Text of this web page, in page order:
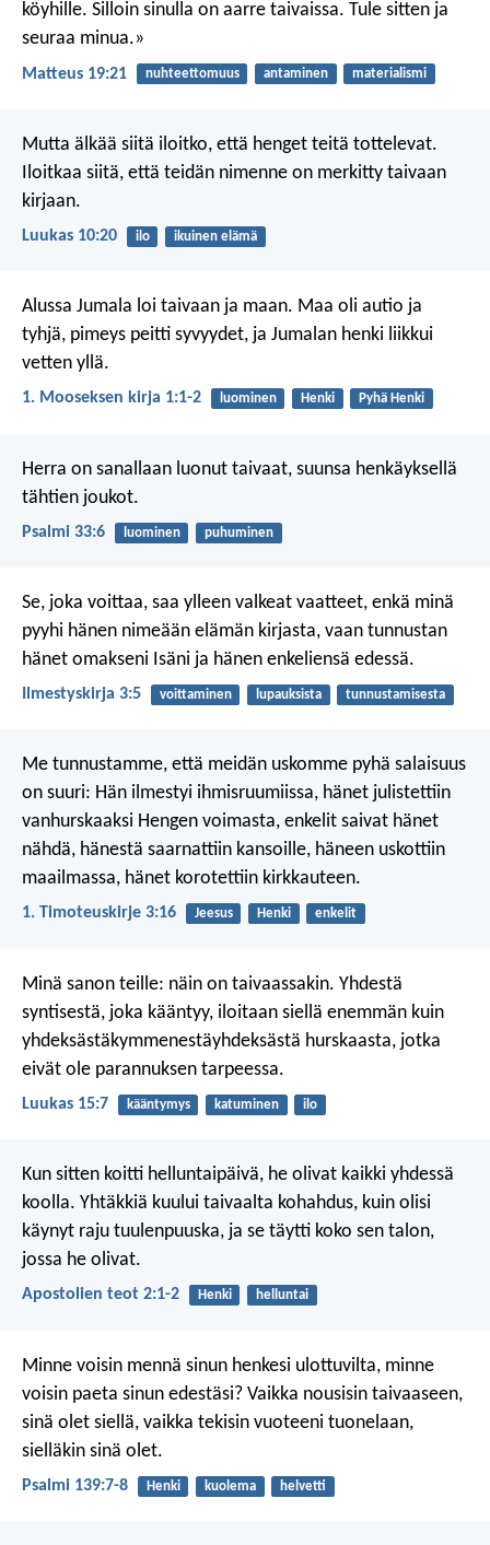
köyhille. Silloin sinulla on aarre taivaissa. Tule sitten ja
seuraa minua.»
Matteus 19:21 nuhteettomuus antaminen materialismi
Mutta älkää siitä iloitko, että henget teitä tottelevat.
Iloitkaa siitä, että teidän nimenne on merkitty taivaan
kirjaan.
Luukas 10:20 ilo ikuinen elämä
Alussa Jumala loi taivaan ja maan. Maa oli autio ja
tyhjä, pimeys peitti syvyydet, ja Jumalan henki liikkui
vetten yllä.
1. Mooseksen kirja 1:1-2 luominen Henki Pyhä Henki
Herra on sanallaan luonut taivaat, suunsa henkäyksellä
tähtien joukot.
Psalmi 33:6 luominen puhuminen
Se, joka voittaa, saa ylleen valkeat vaatteet, enkä minä
pyyhi hänen nimeään elämän kirjasta, vaan tunnustan
hänet omakseni Isäni ja hänen enkeliensä edessä.
Ilmestyskirja 3:5 voittaminen lupauksista tunnustamisesta
Me tunnustamme, että meidän uskomme pyhä salaisuus
on suuri: Hän ilmestyi ihmisruumiissa, hänet julistettiin
vanhurskaaksi Hengen voimasta, enkelit saivat hänet
nähdä, hänestä saarnattiin kansoille, häneen uskottiin
maailmassa, hänet korotettiin kirkkauteen.
1. Timoteuskirje 3:16 Jeesus Henki enkelit
Minä sanon teille: näin on taivaassakin. Yhdestä
syntisestä, joka kääntyy, iloitaan siellä enemmän kuin
yhdeksästäkymmenestäyhdeksästä hurskaasta, jotka
eivät ole parannuksen tarpeessa.
Luukas 15:7 kääntymys katuminen ilo
Kun sitten koitti helluntaipäivä, he olivat kaikki yhdessä
koolla. Yhtäkkiä kuului taivaalta kohahdus, kuin olisi
käynyt raju tuulenpuuska, ja se täytti koko sen talon,
jossa he olivat.
Apostolien teot 2:1-2 Henki helluntai
Minne voisin mennä sinun henkesi ulottuvilta, minne
voisin paeta sinun edestäsi? Vaikka nousisin taivaaseen,
sinä olet siellä, vaikka tekisin vuoteeni tuonelaan,
sielläkin sinä olet.
Psalmi 139:7-8 Henki kuolema helvetti